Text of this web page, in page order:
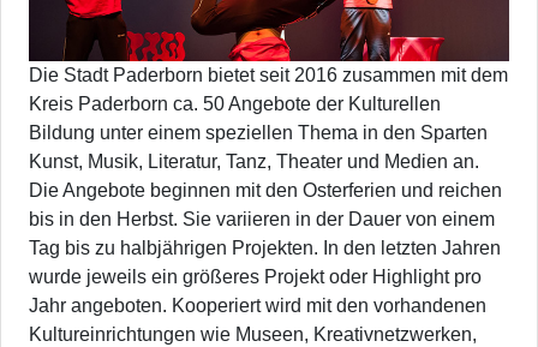
Die Stadt Paderborn bietet seit 2016 zusammen mit dem
Kreis Paderborn ca. 50 Angebote der Kulturellen
Bildung unter einem speziellen Thema in den Sparten
Kunst, Musik, Literatur, Tanz, Theater und Medien an.
Die Angebote beginnen mit den Osterferien und reichen
bis in den Herbst. Sie variieren in der Dauer von einem
Tag bis zu halbjährigen Projekten. In den letzten Jahren
wurde jeweils ein größeres Projekt oder Highlight pro
Jahr angeboten. Kooperiert wird mit den vorhandenen
Kultureinrichtungen wie Museen, Kreativnetzwerken,